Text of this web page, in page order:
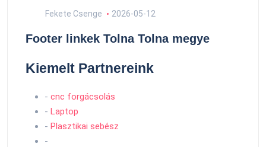
Fekete Csenge 2026-05-12
Footer linkek Tolna Tolna megye
Kiemelt Partnereink
- cnc forgácsolás
- Laptop
- Plasztikai sebész
-